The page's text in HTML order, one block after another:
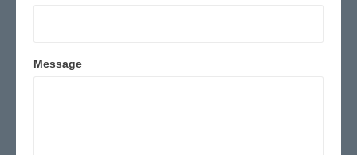
Message